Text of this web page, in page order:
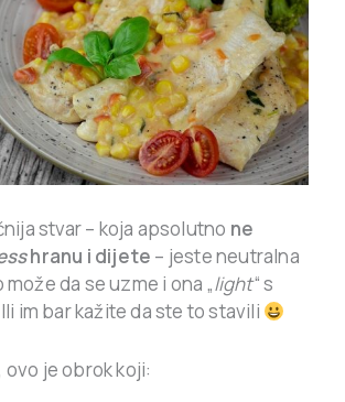
stvar – koja apsolutno ne
hranu i dijete – jeste neutralna
da se uzme i ona „light“ s
im bar kažite da ste to stavili
ovo je obrok koji: